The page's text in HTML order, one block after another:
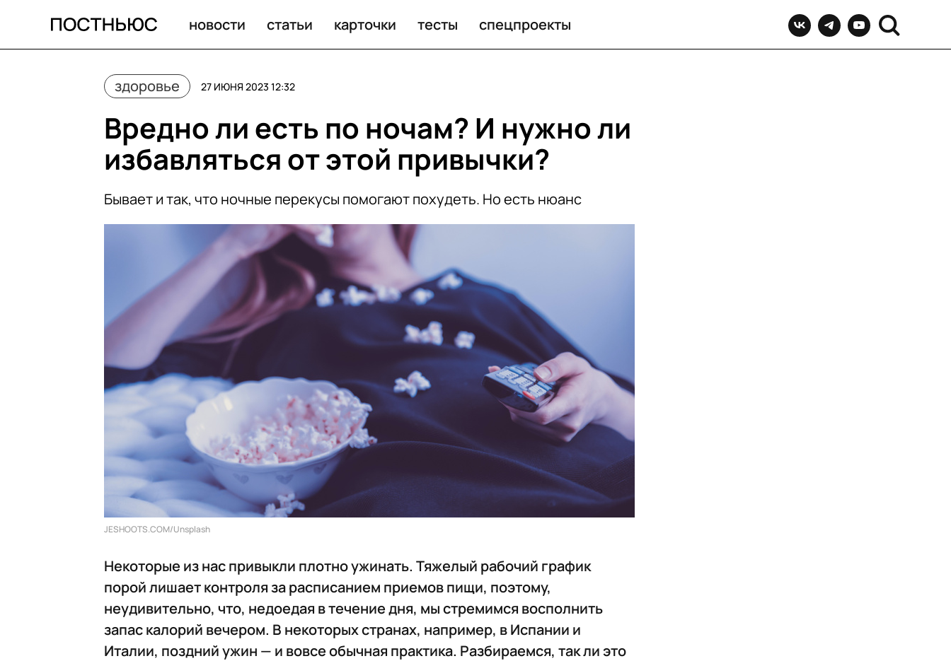
новости статьи карточки тесты спецпроекты
здоровье 27 ИЮНЯ 2023 12:32
Вредно ли есть по ночам? И нужно ли
избавляться от этой привычки?
Бывает и так, что ночные перекусы помогают похудеть. Но есть нюанс
JESHOOTS.COM/Unsplash
Некоторые из нас привыкли плотно ужинать. Тяжелый рабочий график
порой лишает контроля за расписанием приемов пищи, поэтому,
неудивительно, что, недоедая в течение дня, мы стремимся восполнить
запас калорий вечером. В некоторых странах, например, в Испании и
Италии, поздний ужин — и вовсе обычная практика. Разбираемся, так ли это